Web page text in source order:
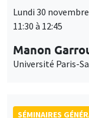
11:30 à 12:45
Manon
Université Paris-